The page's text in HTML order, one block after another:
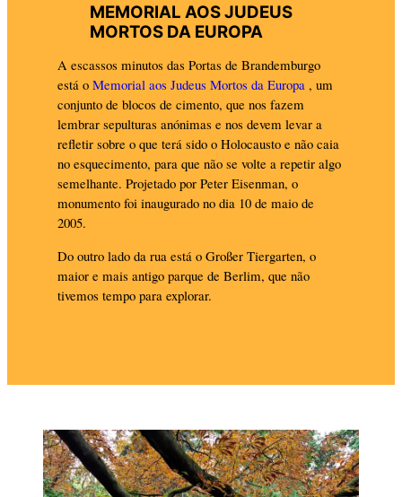
MEMORIAL AOS JUDEUS
MORTOS DA EUROPA
A escassos minutos das Portas de Brandemburgo
está o Memorial aos Judeus Mortos da Europa , um
conjunto de blocos de cimento, que nos fazem
lembrar sepulturas anónimas e nos devem levar a
refletir sobre o que terá sido o Holocausto e não caia
no esquecimento, para que não se volte a repetir algo
semelhante. Projetado por Peter Eisenman, o
monumento foi inaugurado no dia 10 de maio de
2005.
Do outro lado da rua está o Großer Tiergarten, o
maior e mais antigo parque de Berlim, que não
tivemos tempo para explorar.